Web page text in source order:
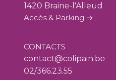
1420 Braine-l'Alleud
Accès & Parking →
CONTACTS
contact@colipain.be
02/366.23.55